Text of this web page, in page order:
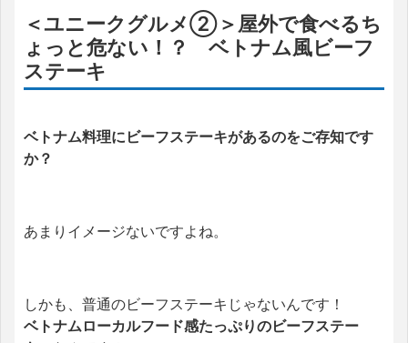
＜ユニークグルメ②＞屋外で食べるち
ょっと危ない！？ ベトナム風ビーフ
ステーキ
ベトナム料理にビーフステーキがあるのをご存知です
か？
あまりイメージないですよね。
しかも、普通のビーフステーキじゃないんです！
ベトナムローカルフード感たっぷりのビーフステー